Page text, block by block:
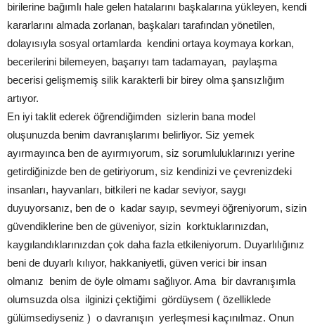
birilerine bağımlı hale gelen hatalarını başkalarına yükleyen, kendi
kararlarını almada zorlanan, başkaları tarafından yönetilen,
dolayısıyla sosyal ortamlarda kendini ortaya koymaya korkan,
becerilerini bilemeyen, başarıyı tam tadamayan, paylaşma
becerisi gelişmemiş silik karakterli bir birey olma şansızlığım
artıyor.
En iyi taklit ederek öğrendiğimden sizlerin bana model
oluşunuzda benim davranışlarımı belirliyor. Siz yemek
ayırmayınca ben de ayırmıyorum, siz sorumluluklarınızı yerine
getirdiğinizde ben de getiriyorum, siz kendinizi ve çevrenizdeki
insanları, hayvanları, bitkileri ne kadar seviyor, saygı
duyuyorsanız, ben de o kadar sayıp, sevmeyi öğreniyorum, sizin
güvendiklerine ben de güveniyor, sizin korktuklarınızdan,
kaygılandıklarınızdan çok daha fazla etkileniyorum. Duyarlılığınız
beni de duyarlı kılıyor, hakkaniyetli, güven verici bir insan
olmanız benim de öyle olmamı sağlıyor. Ama bir davranışımla
olumsuzda olsa ilginizi çektiğimi gördüysem ( özelliklede
gülümsediyseniz ) o davranışın yerleşmesi kaçınılmaz. Onun